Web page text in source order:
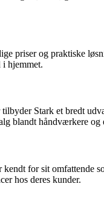
priser og praktiske
hjemmet.
Stark et bredt
blandt håndværkere og
for sit omfattende
hos deres kunder.